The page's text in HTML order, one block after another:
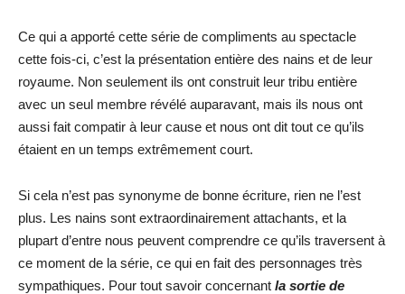
Ce qui a apporté cette série de compliments au spectacle
cette fois-ci, c’est la présentation entière des nains et de leur
royaume. Non seulement ils ont construit leur tribu entière
avec un seul membre révélé auparavant, mais ils nous ont
aussi fait compatir à leur cause et nous ont dit tout ce qu’ils
étaient en un temps extrêmement court.
Si cela n’est pas synonyme de bonne écriture, rien ne l’est
plus. Les nains sont extraordinairement attachants, et la
plupart d’entre nous peuvent comprendre ce qu’ils traversent à
ce moment de la série, ce qui en fait des personnages très
sympathiques. Pour tout savoir concernant la sortie de